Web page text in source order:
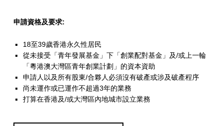
計
劃
申請資格及要求:
18至39歲香港永久性居民
從未接受「青年發展基金」下「創業配對基金」及/或上一輪
「粵港澳大灣區青年創業計劃」的資本資助
申請人以及所有股東/合夥人必須沒有破產或涉及破產程序
尚未運作或已運作不超過3年的業務
打算在香港及/或大灣區內地城市設立業務